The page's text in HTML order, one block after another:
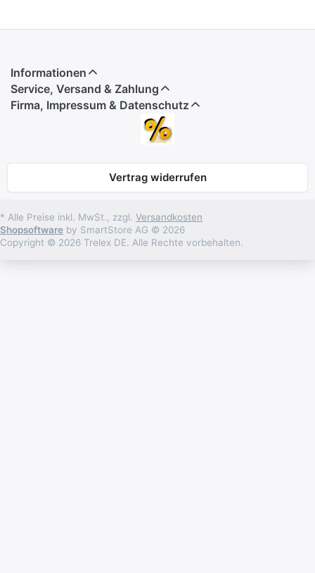
Informationen
Service, Versand & Zahlung
Firma, Impressum & Datenschutz
Vertrag widerrufen
* Alle Preise inkl. MwSt., zzgl. Versandkosten
Shopsoftware by SmartStore AG © 2026
Copyright © 2026 Trelex DE. Alle Rechte vorbehalten.